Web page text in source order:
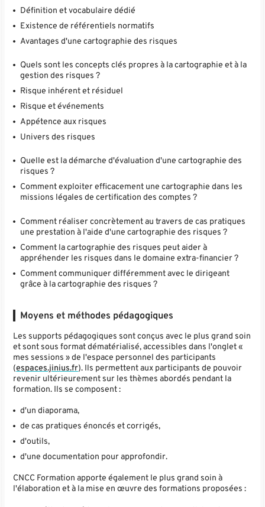
Définition et vocabulaire dédié
Existence de référentiels normatifs
Avantages d'une cartographie des risques
Quels sont les concepts clés propres à la cartographie et à la
gestion des risques ?
Risque inhérent et résiduel
Risque et événements
Appétence aux risques
Univers des risques
Quelle est la démarche d'évaluation d'une cartographie des
risques ?
Comment exploiter efficacement une cartographie dans les
missions légales de certification des comptes ?
Comment réaliser concrètement au travers de cas pratiques
une prestation à l'aide d'une cartographie des risques ?
Comment la cartographie des risques peut aider à
appréhender les risques dans le domaine extra-financier ?
Comment communiquer différemment avec le dirigeant
grâce à la cartographie des risques ?
Moyens et méthodes pédagogiques
Les supports pédagogiques sont conçus avec le plus grand soin
et sont sous format dématérialisé, accessibles dans l'onglet «
mes sessions » de l'espace personnel des participants
(espaces.jinius.fr). Ils permettent aux participants de pouvoir
revenir ultérieurement sur les thèmes abordés pendant la
formation. Ils se composent :
d'un diaporama,
de cas pratiques énoncés et corrigés,
d'outils,
d'une documentation pour approfondir.
CNCC Formation apporte également le plus grand soin à
l'élaboration et à la mise en œuvre des formations proposées :